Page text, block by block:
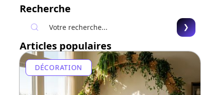
Recherche
Articles populaires
DÉCORATION